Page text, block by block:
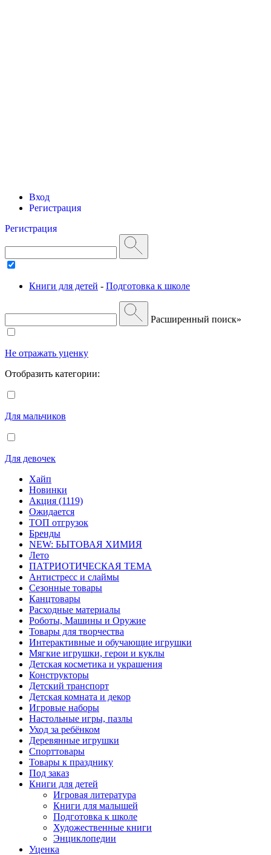
Вход
Регистрация
Регистрация
Книги для детей - Подготовка к школе
Расширенный поиск»
Не отражать уценку
Отобразить категории:
Для мальчиков
Для девочек
Хайп
Новинки
Акция (1119)
Ожидается
ТОП отгрузок
Бренды
NEW: БЫТОВАЯ ХИМИЯ
Лето
ПАТРИОТИЧЕСКАЯ ТЕМА
Антистресс и слаймы
Сезонные товары
Канцтовары
Расходные материалы
Роботы, Машины и Оружие
Товары для творчества
Интерактивные и обучающие игрушки
Мягкие игрушки, герои и куклы
Детская косметика и украшения
Конструкторы
Детский транспорт
Детская комната и декор
Игровые наборы
Настольные игры, пазлы
Уход за ребёнком
Деревянные игрушки
Спорттовары
Товары к празднику
Под заказ
Книги для детей
Игровая литература
Книги для малышей
Подготовка к школе
Художественные книги
Энциклопедии
Уценка